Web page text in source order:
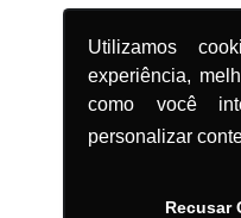
Utilizamos
experiência,
como você
personalizar
Recusar